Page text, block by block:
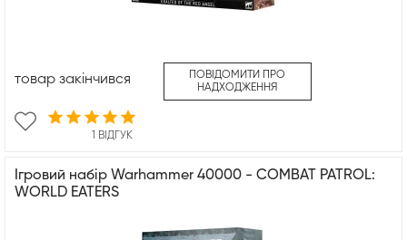
1 ВІДГУК
товар закінчився
ПОВІДОМИТИ ПРО
НАДХОДЖЕННЯ
Ігровий набір Warhammer 40000 - COMBAT PATROL:
WORLD EATERS